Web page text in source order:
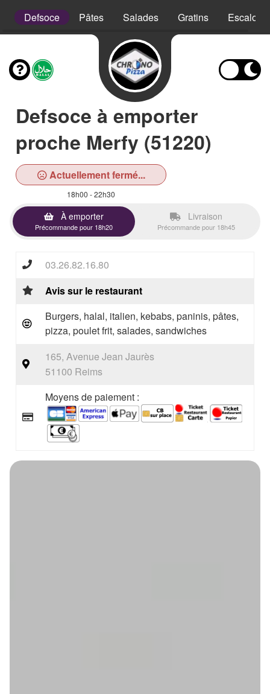
Defsoce Pâtes Salades Gratins
Defsoce à emporter
proche Merfy (51220)
Actuellement fermé...
18h00 - 22h30
À emporter
Précommande pour 18h20
Livraison
Précommande pour 18h45
03.26.82.16.80
Avis sur le restaurant
Burgers, halal, italien, kebabs, paninis, pâtes,
pizza, poulet frit, salades, sandwiches
165, Avenue Jean Jaurès
51100 Reims
Moyens de paiement :